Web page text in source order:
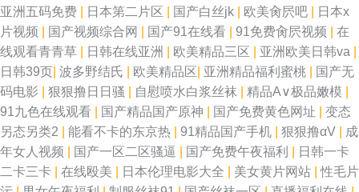
亚洲五码免费
日本第二片区 国产白丝jk 欧美肏屄吧
日本x
片视频
国产视频综合网 国产91在线看 91免费肏屄视频
在
线观看青青草
日韩在线亚洲 欧美精品三区 亚洲欧美日韩va
日韩39页 波多野结氏 欧美精品区 亚洲精品福利蜜桃
国产无
码电影
狠狠撸日日骚 自慰喷水白浆丝袜 精品A∨极品嫩模
91九色在线观看
国产精品国产原神 国产免费黄色网址
变态
另态另类2
能看不卡的东京热 91精品国产手机 狠狠撸αV
成
年女人视频
国产一区二区骚逼 国产免费午夜福利
日韩一卡
二卡三卡
在线殴美 日本伦理电影大全 美女黄片网站 |性毛片